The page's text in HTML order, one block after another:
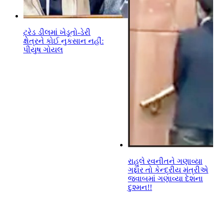
ટ્રેડ ડીલમાં ખેડૂતો-ડેરી
ક્ષેત્રને કોઈ નુકસાન નહીં:
પીયુષ ગોયલ
રાહુલે રવનીતને ગણાવ્યા
ગદ્દાર તો કેન્દ્રીય મંત્રીએ
જવાબમાં ગણાવ્યા દેશના
દુશ્મન!!